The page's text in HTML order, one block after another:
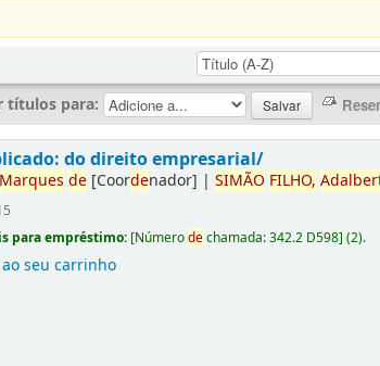
títulos para:
do direito empresarial/
Marques de [Coordenador] |SIMÃO FILHO,
para empréstimo: [Númerodechamada:342.2 D598](2).
seu carrinho